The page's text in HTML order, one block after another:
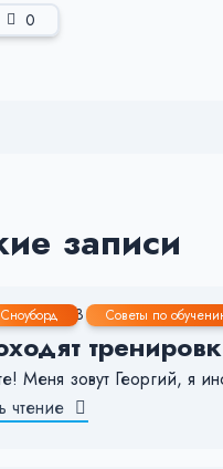
0
записи
Сноуборд Советы по
2-3 мин. 196
Меня зовут Георгий, я
чтение